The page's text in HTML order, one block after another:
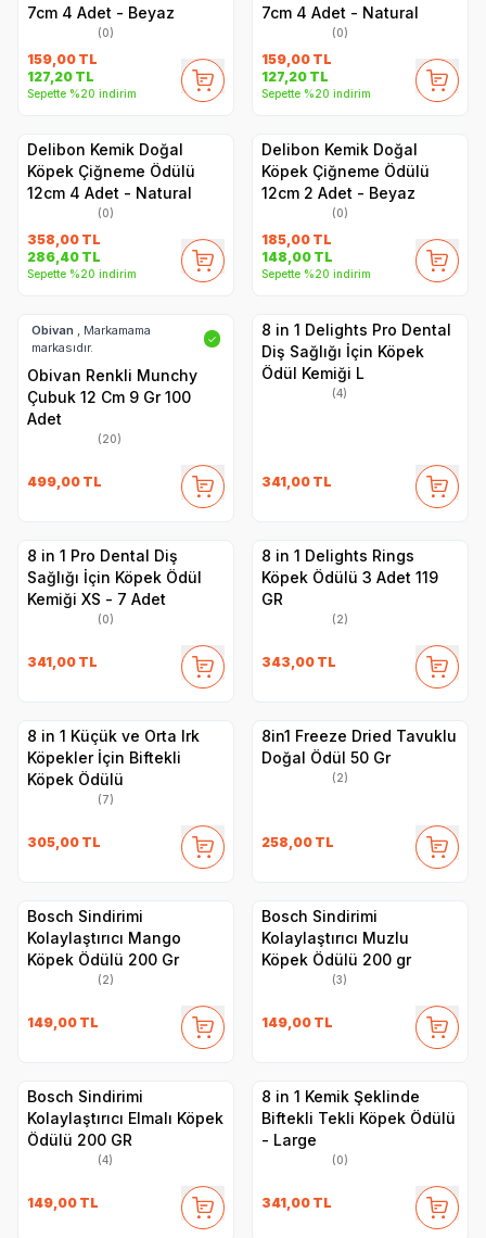
7cm 4 Adet - Beyaz
(0)
159,00 TL
127,20 TL
Sepette %20 indirim
7cm 4 Adet - Natural
(0)
159,00 TL
127,20 TL
Sepette %20 indirim
Delibon Kemik Doğal
Köpek Çiğneme Ödülü
12cm 4 Adet - Natural
(0)
358,00 TL
286,40 TL
Sepette %20 indirim
Delibon Kemik Doğal
Köpek Çiğneme Ödülü
12cm 2 Adet - Beyaz
(0)
185,00 TL
148,00 TL
Sepette %20 indirim
Obivan , Markamama
markasıdır.
✓
Obivan Renkli Munchy
Çubuk 12 Cm 9 Gr 100
Adet
(20)
499,00 TL
8 in 1 Delights Pro Dental
Diş Sağlığı İçin Köpek
Ödül Kemiği L
(4)
341,00 TL
8 in 1 Pro Dental Diş
Sağlığı İçin Köpek Ödül
Kemiği XS - 7 Adet
(0)
341,00 TL
8 in 1 Delights Rings
Köpek Ödülü 3 Adet 119
GR
(2)
343,00 TL
8 in 1 Küçük ve Orta Irk
Köpekler İçin Biftekli
Köpek Ödülü
(7)
305,00 TL
8in1 Freeze Dried Tavuklu
Doğal Ödül 50 Gr
(2)
258,00 TL
Bosch Sindirimi
Kolaylaştırıcı Mango
Köpek Ödülü 200 Gr
(2)
149,00 TL
Bosch Sindirimi
Kolaylaştırıcı Muzlu
Köpek Ödülü 200 gr
(3)
149,00 TL
Bosch Sindirimi
Kolaylaştırıcı Elmalı Köpek
Ödülü 200 GR
(4)
149,00 TL
8 in 1 Kemik Şeklinde
Biftekli Tekli Köpek Ödülü
- Large
(0)
341,00 TL